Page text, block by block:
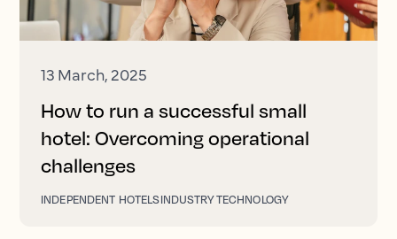
13 March, 2025
How to run a successful small
hotel: Overcoming operational
challenges
INDEPENDENT HOTELSINDUSTRY TECHNOLOGY